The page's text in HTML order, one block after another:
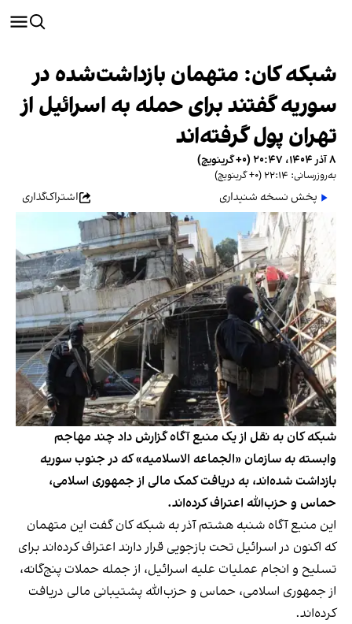
شبکه کان: متهمان بازداشت‌شده در
سوریه گفتند برای حمله به اسرائیل از
تهران پول گرفته‌اند
۸ آذر ۱۴۰۴، ۲۰:۴۷ (‎+۰ گرینویچ)
به‌روزرسانی: ۲۲:۱۴ (‎+۰ گرینویچ)
پخش نسخه شنیداری اشتراک‌گذاری
شبکه کان به نقل از یک منبع آگاه گزارش داد چند مهاجم
وابسته به سازمان «الجماعه الاسلامیه» که در جنوب سوریه
بازداشت شده‌اند، به دریافت کمک مالی از جمهوری اسلامی،
حماس و حزب‌الله اعتراف کرده‌اند.
این منبع آگاه شنبه هشتم آذر به شبکه کان گفت این متهمان
که اکنون در اسرائیل تحت بازجویی قرار دارند اعتراف کرده‌اند برای
تسلیح و انجام عملیات علیه اسرائیل، از جمله حملات پنج‌گانه،
از جمهوری اسلامی، حماس و حزب‌الله پشتیبانی مالی دریافت
کرده‌اند.